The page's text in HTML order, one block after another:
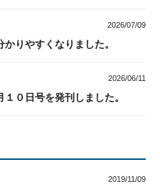
2026/07/09
りやすくなりました。
2026/06/11
０日号を発刊しました。
2019/11/09